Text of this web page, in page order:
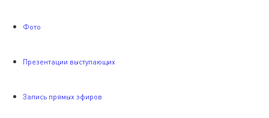
Фото
Презентации выступающих
Запись прямых эфиров